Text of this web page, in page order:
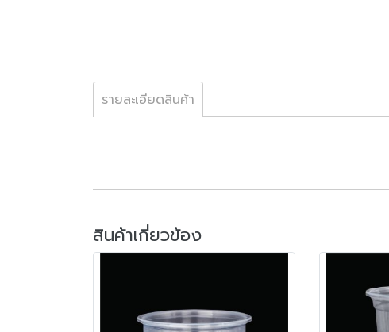
รายละเอียดสินค้า
สินค้าเกี่ยวข้อง